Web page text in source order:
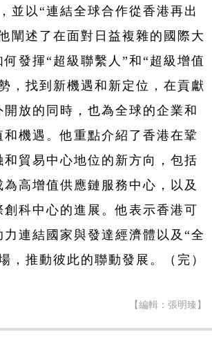
並以“連結全球合作從香港再出
闡述了在面對日益複雜的國際大
發揮“超級聯繫人”和“超級增值
，找到新機遇和新定位，在貢獻
開放的同時，也為全球的企業和
機遇。他重點介紹了香港在鞏
和貿易中心地位的新方向，包括
高增值供應鏈服務中心，以及
科中心的進展。他表示香港可
連結國家與發達經濟體以及“全
，推動彼此的聯動發展。（完）
【編輯：張明臻】